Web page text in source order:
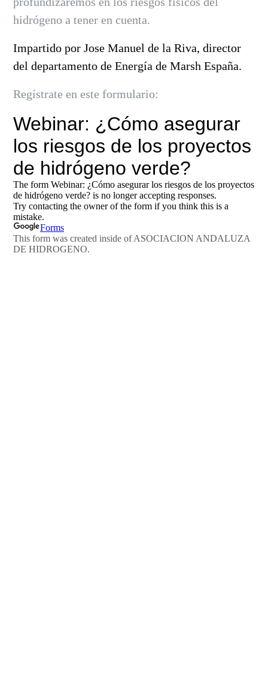
hidrógeno a tener en cuenta.
Impartido por Jose Manuel de la Riva, director
del departamento de Energía de Marsh España.
Regístrate en este formulario: